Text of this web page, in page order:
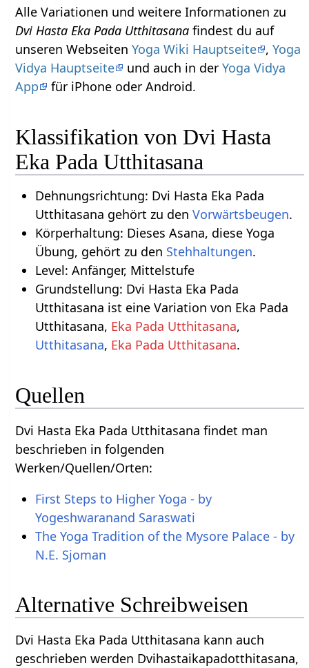
Alle Variationen und weitere Informationen zu
Dvi Hasta Eka Pada Utthitasana findest du auf
unseren WebseitenYoga Wiki Hauptseite ,Yoga
Vidya Hauptseite
und auch in derYoga Vidya
App
für iPhone oder Android.
Klassifikation von Dvi Hasta
Eka Pada Utthitasana
Dehnungsrichtung: Dvi Hasta Eka Pada
Utthitasana gehört zu den Vorwärtsbeugen.
Körperhaltung: Dieses Asana, diese Yoga
Übung, gehört zu den Stehhaltungen.
Level: Anfänger, Mittelstufe
Grundstellung: Dvi Hasta Eka Pada
Utthitasana ist eine Variation von Eka Pada
Utthitasana, Eka Pada Utthitasana,
Utthitasana, Eka Pada Utthitasana.
Quellen
Dvi Hasta Eka Pada Utthitasana findet man
beschrieben in folgenden
Werken/Quellen/Orten:
First Steps to Higher Yoga - by
Yogeshwaranand Saraswati
The Yoga Tradition of the Mysore Palace - by
N.E. Sjoman
Alternative Schreibweisen
Dvi Hasta Eka Pada Utthitasana kann auch
geschrieben werden Dvihastaikapadotthitasana,